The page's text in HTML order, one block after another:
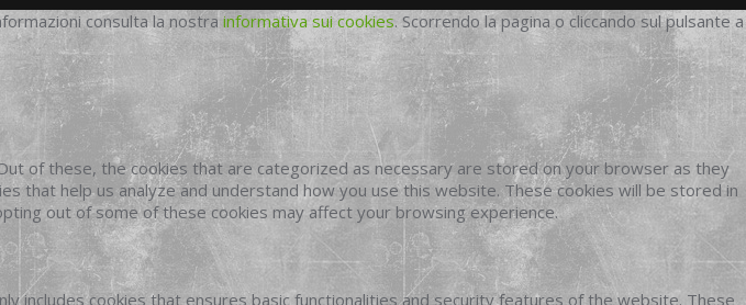
consulta la nostra informativa sui cookies. Scorrendo la pagina o cliccando sul pulsante a
of these, the cookies that are categorized as necessary are stored on your browser as they
that help us analyze and understand how you use this website. These cookies will be stored in
out of some of these cookies may affect your browsing experience.
includes cookies that ensures basic functionalities and security features of the website. These